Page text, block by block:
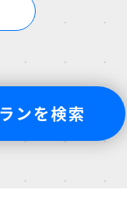
ンを検索